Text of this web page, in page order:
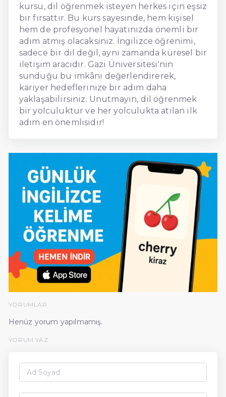
kursu, dil öğrenmek isteyen herkes için eşsiz
bir fırsattır. Bu kurs sayesinde, hem kişisel
hem de profesyonel hayatınızda önemli bir
adım atmış olacaksınız. İngilizce öğrenimi,
sadece bir dil değil, aynı zamanda küresel bir
iletişim aracıdır. Gazi Üniversitesi'nin
sunduğu bu imkânı değerlendirerek,
kariyer hedeflerinize bir adım daha
yaklaşabilirsiniz. Unutmayın, dil öğrenmek
bir yolculuktur ve her yolculukta atılan ilk
adım en önemlisidir!
YORUMLAR
Henüz yorum yapılmamış.
YORUM YAZ